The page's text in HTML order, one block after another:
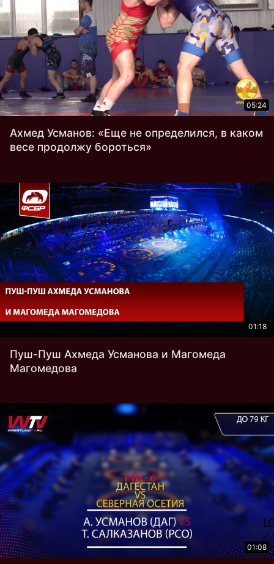
05:24
Ахмед Усманов: «Еще не определился, в каком
весе продолжу бороться»
01:18
Пуш-Пуш Ахмеда Усманова и Магомеда
Магомедова
01:08